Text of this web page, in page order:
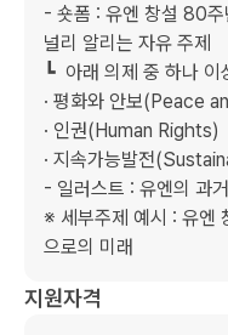
- 숏폼 : 유엔 창설 80주
널리 알리는 자유 주제
┗  아래 의제 중 하나 이
· 평화와 안보(Peace
· 인권(Human Rights)
· 지속가능발전
- 일러스트 : 유엔의 과
※ 세부주제 예시 : 유엔
으로의 미래
지원자격